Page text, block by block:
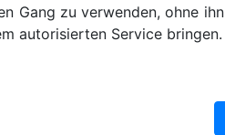
Gang zu verwenden, ohne
autorisierten Service bringen.